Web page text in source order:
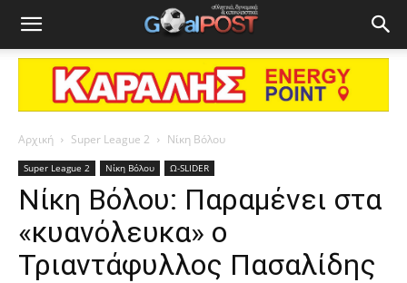
Αρχική Super League 2 Νίκη Βόλου
Super League 2 Νίκη Βόλου Ω-SLIDER
Νίκη Βόλου: Παραμένει στα
«κυανόλευκα» ο
Τριαντάφυλλος Πασαλίδης